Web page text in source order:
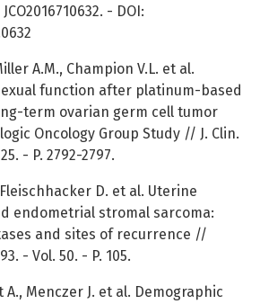
- DOI:
A.M., Champion V.L. et al.
function after platinum-based
term ovarian germ cell tumor
Oncology Group Study // J. Clin.
- P. 2792-2797.
Fleischhacker D. et al. Uterine
endometrial stromal sarcoma:
and sites of recurrence //
- Vol. 50. - P. 105.
A., Menczer J. et al. Demographic